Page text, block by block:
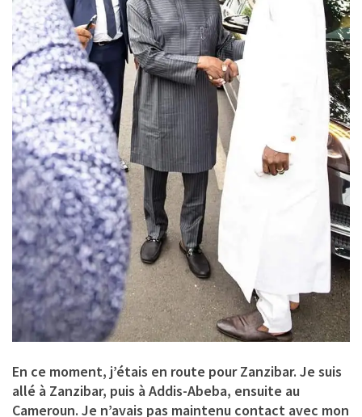
En ce moment, j’étais en route pour Zanzibar. Je suis
allé à Zanzibar, puis à Addis-Abeba, ensuite au
Cameroun. Je n’avais pas maintenu contact avec mon